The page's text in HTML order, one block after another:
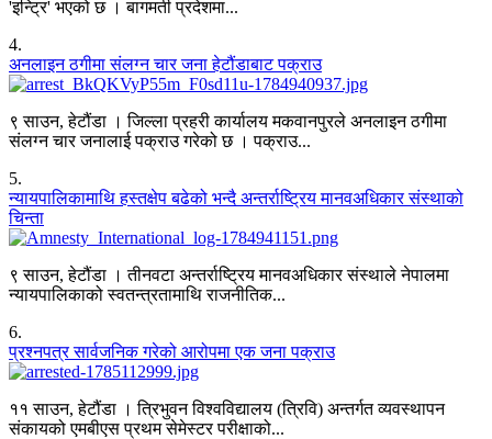
'इन्ट्रि' भएको छ । बागमती प्रदेशमा...
4.
अनलाइन ठगीमा संलग्न चार जना हेटौंडाबाट पक्राउ
९ साउन, हेटौंडा । जिल्ला प्रहरी कार्यालय मकवानपुरले अनलाइन ठगीमा
संलग्न चार जनालाई पक्राउ गरेको छ । पक्राउ...
5.
न्यायपालिकामाथि हस्तक्षेप बढेको भन्दै अन्तर्राष्ट्रिय मानवअधिकार संस्थाको
चिन्ता
९ साउन, हेटौंडा । तीनवटा अन्तर्राष्ट्रिय मानवअधिकार संस्थाले नेपालमा
न्यायपालिकाको स्वतन्त्रतामाथि राजनीतिक...
6.
प्रश्नपत्र सार्वजनिक गरेको आरोपमा एक जना पक्राउ
११ साउन, हेटौंडा । त्रिभुवन विश्वविद्यालय (त्रिवि) अन्तर्गत व्यवस्थापन
संकायको एमबीएस प्रथम सेमेस्टर परीक्षाको...